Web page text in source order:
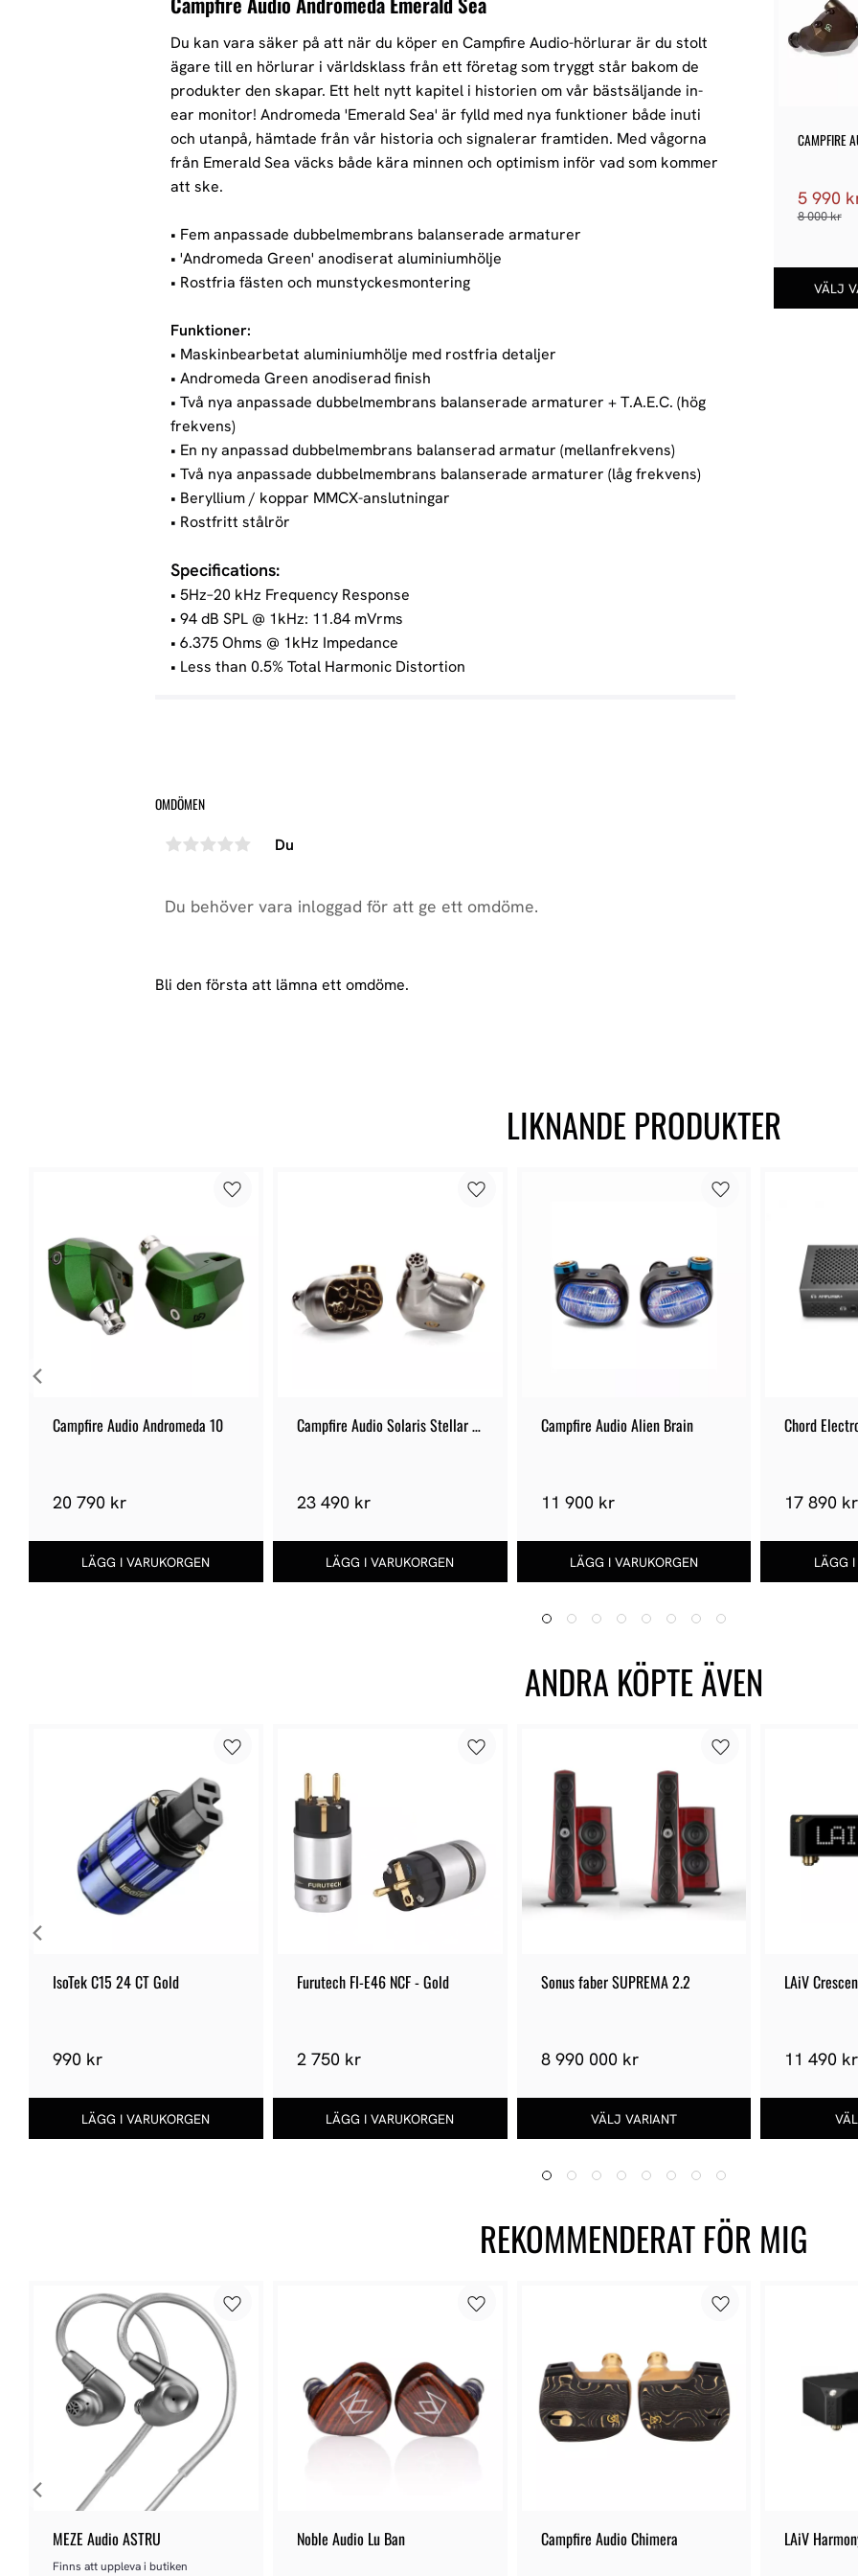
Du kan vara säker på att när du köper en Campfire Audio-hörlurar är du stolt
ägare till en hörlurar i världsklass från ett företag som tryggt står bakom de
produkter den skapar. Ett helt nytt kapitel i historien om vår bästsäljande in-
ear monitor! Andromeda 'Emerald Sea' är fylld med nya funktioner både inuti
och utanpå, hämtade från vår historia och signalerar framtiden. Med vågorna
från Emerald Sea väcks både kära minnen och optimism inför vad som kommer
att ske.
• Fem anpassade dubbelmembrans balanserade armaturer
• 'Andromeda Green' anodiserat aluminiumhölje
• Rostfria fästen och munstyckesmontering
Funktioner:
• Maskinbearbetat aluminiumhölje med rostfria detaljer
• Andromeda Green anodiserad finish
• Två nya anpassade dubbelmembrans balanserade armaturer + T.A.E.C. (hög
frekvens)
• En ny anpassad dubbelmembrans balanserad armatur (mellanfrekvens)
• Två nya anpassade dubbelmembrans balanserade armaturer (låg frekvens)
• Beryllium / koppar MMCX-anslutningar
• Rostfritt stålrör
Specifications:
• 5Hz–20 kHz Frequency Response
• 94 dB SPL @ 1kHz: 11.84 mVrms
• 6.375 Ohms @ 1kHz Impedance
• Less than 0.5% Total Harmonic Distortion
OMDÖMEN
Du
Bli den första att lämna ett omdöme.
CAMPFIRE
5 990
8 000kr
LIKNANDE PRODUKTER
Campfire Audio Andromeda 10
20 790 kr
Campfire Audio Solaris Stellar
23 490 kr
Campfire Audio Alien Brain
11 900 kr
Chord
17 890 kr
ANDRA KÖPTE ÄVEN
IsoTek C15 24 CT Gold
990 kr
Furutech FI-E46 NCF - Gold
2 750 kr
Sonus faber SUPREMA 2.2
8 990 000 kr
LAiV
11 490 kr
REKOMMENDERAT FÖR MIG
MEZE Audio ASTRU
Finns att uppleva i butiken
Noble Audio Lu Ban Campfire Audio Chimera LAiV